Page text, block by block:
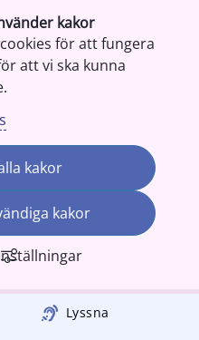
kakor
för att fungera
att vi ska kunna
kakor
kakor
Lyssna